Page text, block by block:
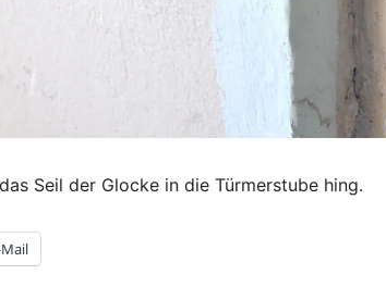
Seil der Glocke in die Türmerstube hing.
Mail